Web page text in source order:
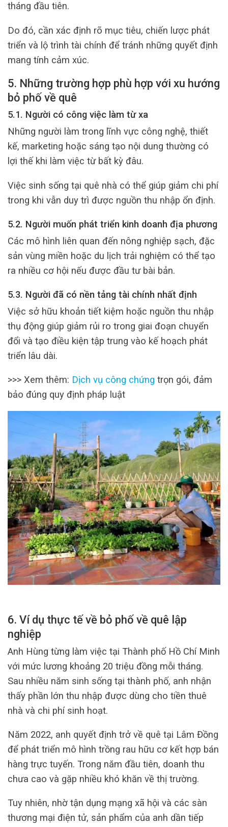
tháng đầu tiên.
Do đó, cần xác định rõ mục tiêu, chiến lược phát
triển và lộ trình tài chính để tránh những quyết định
mang tính cảm xúc.
5. Những trường hợp phù hợp với xu hướng
bỏ phố về quê
5.1. Người có công việc làm từ xa
Những người làm trong lĩnh vực công nghệ, thiết
kế, marketing hoặc sáng tạo nội dung thường có
lợi thế khi làm việc từ bất kỳ đâu.
Việc sinh sống tại quê nhà có thể giúp giảm chi phí
trong khi vẫn duy trì được nguồn thu nhập ổn định.
5.2. Người muốn phát triển kinh doanh địa phương
Các mô hình liên quan đến nông nghiệp sạch, đặc
sản vùng miền hoặc du lịch trải nghiệm có thể tạo
ra nhiều cơ hội nếu được đầu tư bài bản.
5.3. Người đã có nền tảng tài chính nhất định
Việc sở hữu khoản tiết kiệm hoặc nguồn thu nhập
thụ động giúp giảm rủi ro trong giai đoạn chuyển
đổi và tạo điều kiện tập trung vào kế hoạch phát
triển lâu dài.
>>> Xem thêm: Dịch vụ công chứng trọn gói, đảm
bảo đúng quy định pháp luật
6. Ví dụ thực tế về bỏ phố về quê lập
nghiệp
Anh Hùng từng làm việc tại Thành phố Hồ Chí Minh
với mức lương khoảng 20 triệu đồng mỗi tháng.
Sau nhiều năm sinh sống tại thành phố, anh nhận
thấy phần lớn thu nhập được dùng cho tiền thuê
nhà và chi phí sinh hoạt.
Năm 2022, anh quyết định trở về quê tại Lâm Đồng
để phát triển mô hình trồng rau hữu cơ kết hợp bán
hàng trực tuyến. Trong năm đầu tiên, doanh thu
chưa cao và gặp nhiều khó khăn về thị trường.
Tuy nhiên, nhờ tận dụng mạng xã hội và các sàn
thương mại điện tử, sản phẩm của anh dần tiếp